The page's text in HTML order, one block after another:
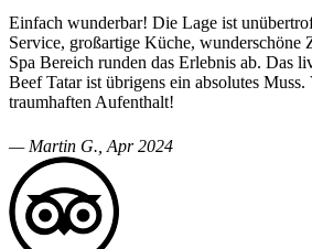
Einfach wunderbar! Die Lage ist
Service, großartige Küche, wunderschöne
Spa Bereich runden das Erlebnis ab. Das
Beef Tatar ist übrigens ein absolutes
traumhaften Aufenthalt!
— Martin G., Apr 2024